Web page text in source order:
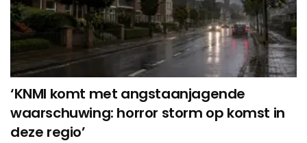
‘KNMI komt met angstaanjagende
waarschuwing: horror storm op komst in
deze regio’